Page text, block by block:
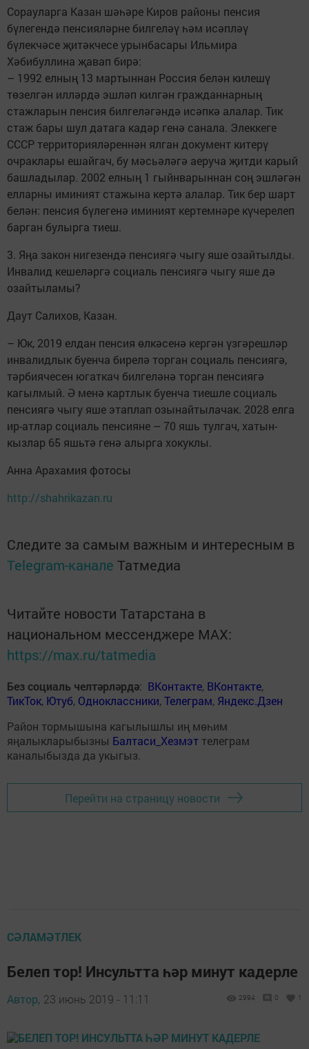
Сорауларга Казан шәһәре Киров районы пенсия
бүлегендә пенсияләрне билгеләү һәм исәпләү
бүлекчәсе җитәкчесе урынбасары Ильмира
Хәбибуллина җавап бирә:
– 1992 елның 13 мартыннан Россия белән килешү
төзелгән илләрдә эшләп килгән гражданнарның
стажларын пенсия билгеләгәндә исәпкә алалар. Тик
стаж бары шул датага кадәр генә санала. Элеккеге
СССР территорияләреннән ялган документ китерү
очраклары ешайгач, бу мәсьәләгә аеруча җитди карый
башладылар. 2002 елның 1 гыйнварыннан соң эшләгән
елларны иминият стажына кертә алалар. Тик бер шарт
белән: пенсия бүлегенә иминият кертемнәре күчерелеп
барган булырга тиеш.
3. Яңа закон нигезендә пенсиягә чыгу яше озайтылды.
Инвалид кешеләргә социаль пенсиягә чыгу яше дә
озайтыламы?
Даут Салихов, Казан.
– Юк, 2019 елдан пенсия өлкәсенә кергән үзгәрешләр
инвалидлык буенча бирелә торган социаль пенсиягә,
тәрбиячесен югаткач билгеләнә торган пенсиягә
кагылмый. Ә менә картлык буенча тиешле социаль
пенсиягә чыгу яше этаплап озынайтылачак. 2028 елга
ир-атлар социаль пенсияне – 70 яшь тулгач, хатын-
кызлар 65 яшьтә генә алырга хокуклы.
Анна Арахамия фотосы
http://shahrikazan.ru
Следите за самым важным и интересным в
Telegram-канале Татмедиа
Читайте новости Татарстана в
национальном мессенджере MАХ:
https://max.ru/tatmedia
Без социаль челтәрләрдә: ВКонтакте, ВКонтакте,
ТикТок, Ютуб, Одноклассники,Телеграм, Яндекс.Дзен
Район тормышына кагылышлы иң мөһим
яңалыкларыбызны Балтаси_Хезмэт телеграм
каналыбызда да укыгыз.
Перейти на страницу новости
СӘЛАМӘТЛЕК
Белеп тор! Инсультта һәр минут кадерле
Автор, 23 июнь 2019 - 11:11 2994 0 1